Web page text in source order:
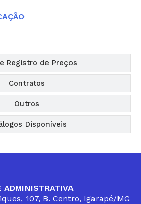
Registro de Preços
Contratos
Outros
Disponíveis
ADMINISTRATIVA
107, B. Centro, Igarapé/MG